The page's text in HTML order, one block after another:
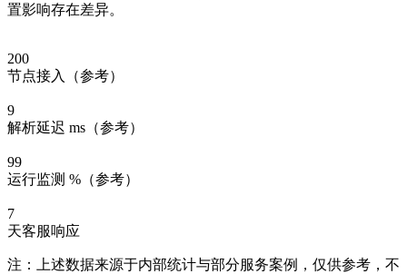
置影响存在差异。
200
节点接入（参考）
9
解析延迟 ms（参考）
99
运行监测 %（参考）
7
天客服响应
注：上述数据来源于内部统计与部分服务案例，仅供参考，不